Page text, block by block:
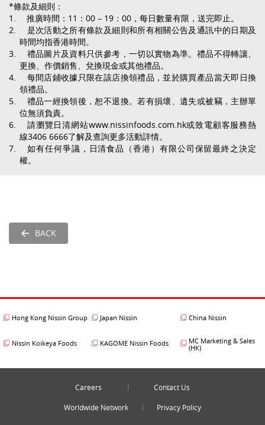
*條款及細則：
推廣時間：11：00 – 19：00，每日數量有限，送完即止。
是次活動之所有條款及細則和所有相關公告及通訊中的日期及
時間均指香港時間。
禮品圖片及資料只供參考，一切以實物為準。禮品不得轉讓、
更換、作價銷售、兌換現金或其他禮品。
每間店鋪收據只限在該店換領禮品，並於購買產品當天即日換
領禮品。
禮品一經換領後，恕不退換。若有損壞、遺失或被竊，主辦單
位無須負責。
請瀏覽日清網站www.nissinfoods.com.hk或致電顧客服務熱
線3406 6666了解及查詢更多活動詳情。
如有任何爭議，日清食品（香港）有限公司保留最終之決定
權。
BACK
Hong Kong Nissin Group Japan Nissin China Nissin
Nissin Koikeya Foods KAGOME Nissin Foods
MC Marketing & Sales
(HK)
Careers Contact Us
Worldwide Network Privacy Policy